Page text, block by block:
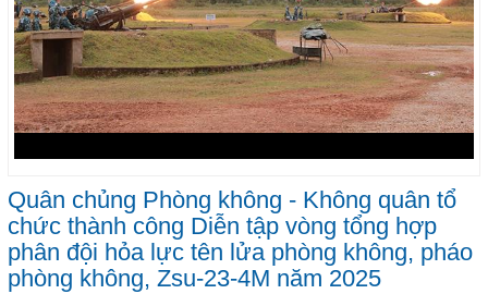
Quân chủng Phòng không - Không quân tổ
chức thành công Diễn tập vòng tổng hợp
phân đội hỏa lực tên lửa phòng không, pháo
phòng không, Zsu-23-4M năm 2025